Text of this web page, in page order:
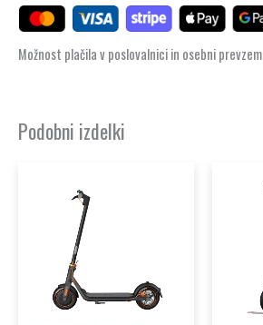
Možnost plačila v poslovalnici in osebni prevzem
Podobni izdelki